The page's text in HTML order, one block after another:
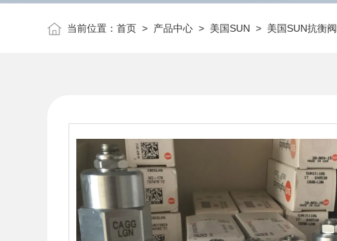
当前位置：首页 > 产品中心 > 美国SUN > 美国SUN抗衡阀